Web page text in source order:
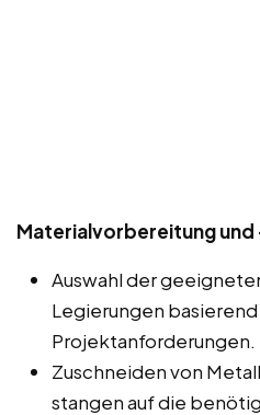
Materialvorbereitung und
Auswahl der
Legierungen
Projektanforderungen.
Zuschneiden von
stangen auf die